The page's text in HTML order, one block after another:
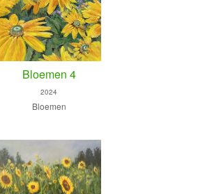
Bloemen 4
2024
Bloemen